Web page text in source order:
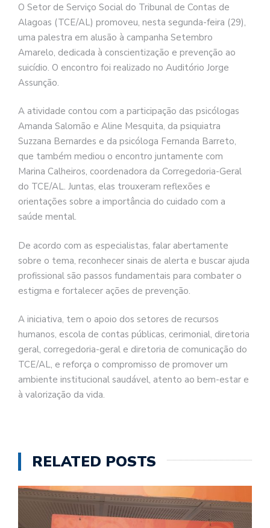
O Setor de Serviço Social do Tribunal de Contas de
Alagoas (TCE/AL) promoveu, nesta segunda-feira (29),
uma palestra em alusão à campanha Setembro
Amarelo, dedicada à conscientização e prevenção ao
suicídio. O encontro foi realizado no Auditório Jorge
Assunção.
A atividade contou com a participação das psicólogas
Amanda Salomão e Aline Mesquita, da psiquiatra
Suzzana Bernardes e da psicóloga Fernanda Barreto,
que também mediou o encontro juntamente com
Marina Calheiros, coordenadora da Corregedoria-Geral
do TCE/AL. Juntas, elas trouxeram reflexões e
orientações sobre a importância do cuidado com a
saúde mental.
De acordo com as especialistas, falar abertamente
sobre o tema, reconhecer sinais de alerta e buscar ajuda
profissional são passos fundamentais para combater o
estigma e fortalecer ações de prevenção.
A iniciativa, tem o apoio dos setores de recursos
humanos, escola de contas públicas, cerimonial, diretoria
geral, corregedoria-geral e diretoria de comunicação do
TCE/AL, e reforça o compromisso de promover um
ambiente institucional saudável, atento ao bem-estar e
à valorização da vida.
RELATED POSTS